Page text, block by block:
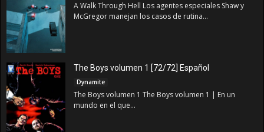
A Walk Through Hell Los agentes especiales Shaw y
McGregor manejan los casos de rutina...
The Boys volumen 1 [72/72] Español
Dynamite
The Boys volumen 1 The Boys volumen 1 | En un
mundo en el que...